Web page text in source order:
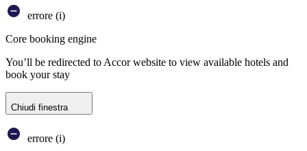
errore (i)
Core booking engine
You’ll be redirected to Accor website to view available hotels and
book your stay
Chiudi finestra
errore (i)